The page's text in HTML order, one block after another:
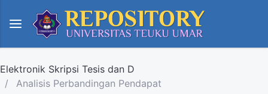
Elektronik Skripsi Tesis dan D
Analisis Perbandingan Pendapat